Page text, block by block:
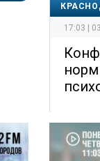
17:03 |